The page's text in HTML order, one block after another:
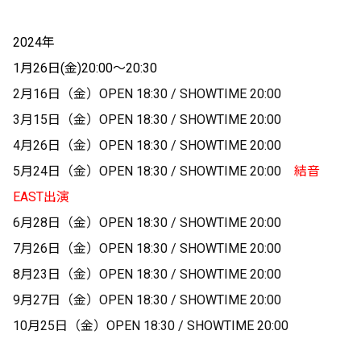
2024年
1月26日(金)20:00〜20:30
2月16日（金）OPEN 18:30 / SHOWTIME 20:00
3月15日（金） OPEN 18:30 / SHOWTIME 20:00
4月26日（金） OPEN 18:30 / SHOWTIME 20:00
5月24日（金） OPEN 18:30 / SHOWTIME 20:00 結音
EAST出演
6月28日（金） OPEN 18:30 / SHOWTIME 20:00
7月26日（金） OPEN 18:30 / SHOWTIME 20:00
8月23日（金） OPEN 18:30 / SHOWTIME 20:00
9月27日（金） OPEN 18:30 / SHOWTIME 20:00
10月25日（金） OPEN 18:30 / SHOWTIME 20:00